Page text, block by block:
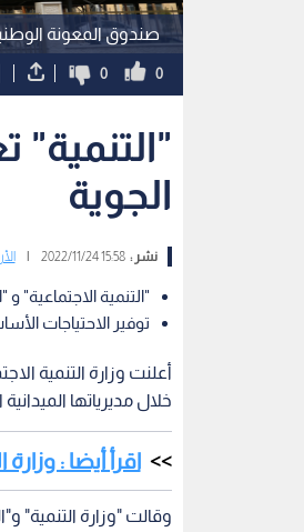
صندوق المعونة
0
0
الجوية
نشر :15:58 2022/11/24
"التنمية الاجتماعية"
توفير الاحتياجات
أعلنت وزارة التنمية
خلال مديرياتها
اقرأ أيضا :
وقالت "وزارة